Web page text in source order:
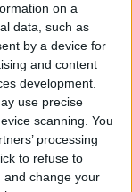
on a
data, such as
by a device for
and content
development.
use precise
scanning. You
processing
to refuse to
and change your
pour la
champions reste
pas voulu dire
: « Vous verrez
pour le match